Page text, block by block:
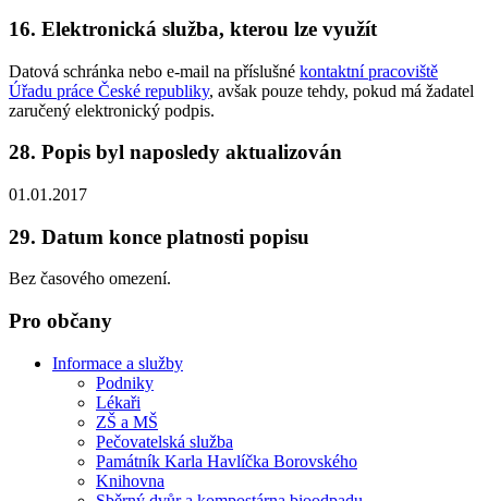
16. Elektronická služba, kterou lze využít
Datová schránka nebo e-mail na příslušné kontaktní pracoviště
Úřadu práce České republiky, avšak pouze tehdy, pokud má žadatel
zaručený elektronický podpis.
28. Popis byl naposledy aktualizován
01.01.2017
29. Datum konce platnosti popisu
Bez časového omezení.
Pro občany
Informace a služby
Podniky
Lékaři
ZŠ a MŠ
Pečovatelská služba
Památník Karla Havlíčka Borovského
Knihovna